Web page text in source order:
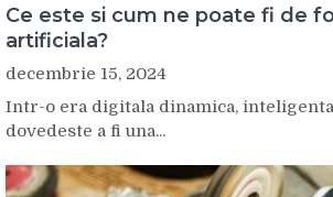
Ce este si cum ne poate fi de
artificiala?
decembrie 15, 2024
Intr-o era digitala dinamica,
dovedeste a fi una...